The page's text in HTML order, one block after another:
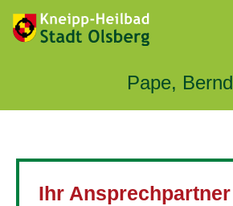
Pape, Bernd
Ihr Ansprechpartner